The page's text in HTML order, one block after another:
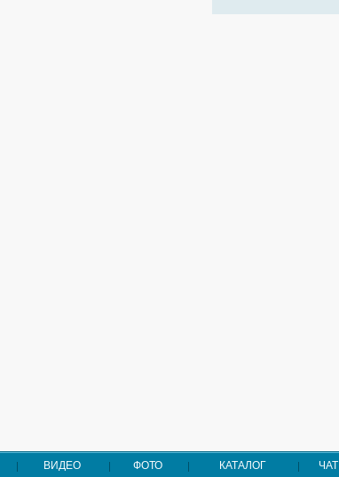
ВИДЕО ФОТО КАТАЛОГ ЧАТ